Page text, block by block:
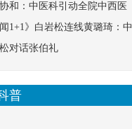
和：中医科引动全院中西医
闻1+1》白岩松连线黄璐琦：中
的临床效果
对话张伯礼
普